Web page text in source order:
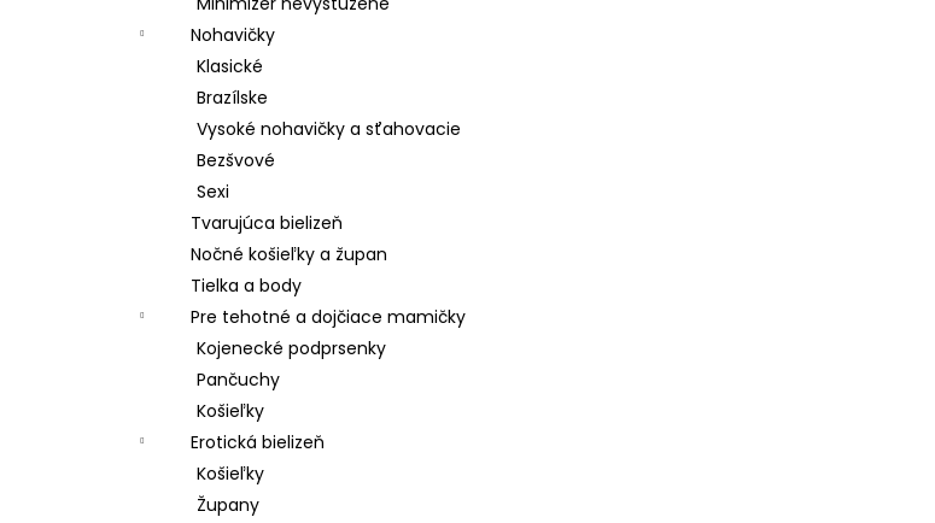
Nohavičky
Klasické
Brazílske
Vysoké nohavičky a sťahovacie
Bezšvové
Sexi
Tvarujúca bielizeň
Nočné košieľky a župan
Tielka a body
Pre tehotné a dojčiace mamičky
Kojenecké podprsenky
Pančuchy
Košieľky
Erotická bielizeň
Košieľky
Župany